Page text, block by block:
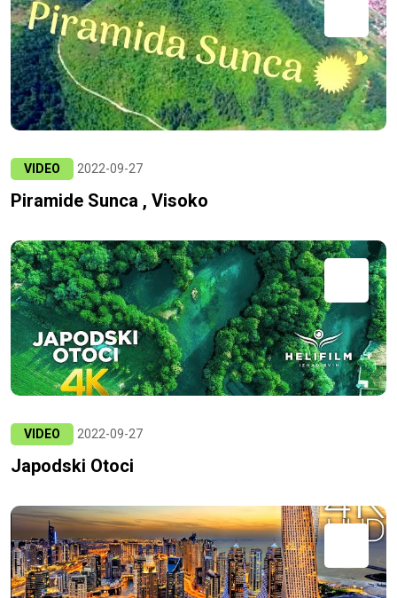
VIDEO 2022-09-27
Piramide Sunca , Visoko
VIDEO 2022-09-27
Japodski Otoci